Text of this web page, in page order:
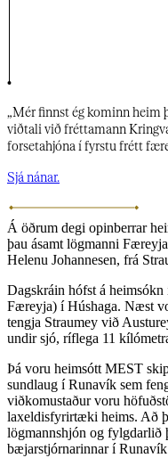
„Mér finnst ég kominn heim
viðtali við fréttamann
forsetahjóna í fyrstu frétt færeyska sjónvarpsins á mánudagskvöldið.​​​​‌
Sjá nánar.​​​​‌ ‍ ​‍​‍‌‍ ‌ ​‍‌‍‍‌‌‍‌ ‌‍‍‌‌‍ ‍​‍​‍​ ‍‍​‍​‍‌ ​ ‌‍​‌‌‍ ‍‌‍‍‌‌ ‌​‌ ‍‌​‍ ‍‌‍‍‌‌‍ ​‍​‍​‍ ​​‍​‍‌‍‍​‌ ​‍‌‍‌‌‌‍‌‍​‍​‍​ ‍‍​‍​‍‌‍‍​‌ ‌​‌ ‌​‌ ​​‌ ​ ​‍ ​‍ ‌‍‌‍‌‍ ‌ ​‍‌ ​ ‌‍‌‌‌ ‌​‌‍‍‌​‍ ‌‌‍‍‌‌ ​ ‌‍ ​‌‍​‌‌‍ ‍‌‍‌​‌ ​ ​‍ ‍‌ ‌‍‌‍‌‌‌ ​‍‌‍​ ‌‍‌‌‌‍ ​​‍ ‍‌‍​‌‌ ​​‌ ​​​‍ ‌ ​ ‌ ‌​‌ ‌‌‌‍‌​‌‍‍‌‌‍ ​‍ ‌‍‍‌‌‍ ‍‌ ‌​‌‍‌‌‌‍ ‍‌ ‌​​‍ ‌‍‌‌‌‍‌​‌‍‍‌‌ ‌​​‍ ‌‍ ‌‌‍ ‌‍‌​‌‍‌‌​ ‌‌ ​​‌ ​‍‌‍‌‌‌ ​ ‌‍‌‌‌‍ ‍‌ ‌​‌‍​‌‌ ‌​‌‍‍‌‌‍ ‌‍ ‍​ ‍ ‌‍‍‌‌‍‌​​ ‌‌‍​‍‌‍​‍​ ​​‌‍‌​​ ​​​ ‍​‌‍​‍​ ‌‌​‍ ‌‌‍‌​​ ‍‌‌‍‌‍‌‍‌‌​‍ ‌​ ‌​​ ​‍​ ​​​ ‌ ​‍ ‌​ ‍‌​ ​ ‌‍​ ​ ​​​‍ ‌‌‍​ ‌‍‌‍​ ​‌‌‍​ ‌‍​‍​ ​‍​ ‌​​ ‍‌​ ‌‌​ ​​​ ​‌‌‍‌​​ ‍ ‌ ‌​‌ ‍‌‌ ​​‌‍‌‌​ ‌‌‍ ‍‌‍‌‌‌ ‌ ‌ ​ ​ ‍ ‌ ​​‌‍​‌‌ ‌​‌‍‍​​ ‌‌ ​​‌‍​‌‌‍‌ ‌‍‌‌‌​​‍‌ ‌‌‌‍‍‌‌‍ ​‌‍‌​‌‍‌‌‌ ​‍​‍‌‌​ ‌‌‌​​‍‌‌ ‌‍‍ ‌‍‌‌‌ ‍‌​‍‌‌​ ​ ‌​‌​​‍‌‌​ ​ ‌​‌​​‍‌‌​ ​‍​ ​‍​ ​‍​ ‍‌‌‍‌​​ ‌‍‌‍​‌‌‍​‍‌‍‌‍​ ‌​​ ​‌​ ‌‌​ ​‍​ ​ ​‍‌‌​ ​‍​ ​‍​‍‌‌​ ‌‌‌​‌​​‍ ‍‌‍​ ‌‍​‌‌‍ ​‌‍ ​‌‌‌​‌‍ ‌​​‌‌‍​ ‌ ‌​‌‍‍‌‌‍ ‌‍ ‍​‍ ‍‌‍​ ‌ ‌​‌‍​‌​‍ ‍‌‍ ‍‌‍​‌‌‍ ‌‌‍‌‌​ ‌‍​‍‌‍​‌‌ ​ ‌‍‌‌‌‌‌‌‌ ​‍‌‍ ​​ ‌‌‍‍​‌ ‌​‌ ‌​‌ ​​‌ ​ ​‍‌‌​ ​‍‌​‌‍​‍‌‌​ ​‍‌​‌‍‌‍‌‍‌‍ ‌ ​‍‌ ​ ‌‍‌‌‌ ‌​‌‍‍‌​‍ ‌‌‍‍‌‌ ​ ‌‍ ​‌‍​‌‌‍ ‍‌‍‌​‌ ​ ​‍ ‍‌ ‌‍‌‍‌‌‌ ​‍‌‍​ ‌‍‌‌‌‍ ​​‍ ‍‌‍​‌‌ ​​‌ ​​​‍‌‌​ ​‍‌​‌‍‌ ​ ‌ ‌​‌ ‌‌‌‍‌​‌‍‍‌‌‍ ​‍‌‍‌‍‍‌‌‍‌​​ ‌‌‍​‍‌‍​‍​ ​​‌‍‌​​ ​​​ ‍​‌‍​‍​ ‌‌​‍ ‌‌‍‌​​ ‍‌‌‍‌‍‌‍‌‌​‍ ‌​ ‌​​ ​‍​ ​​​ ‌ ​‍ ‌​ ‍‌​ ​ ‌‍​ ​ ​​​‍ ‌‌‍​ ‌‍‌‍​ ​‌‌‍​ ‌‍​‍​ ​‍​ ‌​​ ‍‌​ ‌‌​ ​​​ ​‌‌‍‌​​‍‌‍‌ ‌​‌ ‍‌‌ ​​‌‍‌‌​ ‌‌‍ ‍‌‍‌‌‌ ‌ ‌ ​ ​‍‌‍‌ ​​‌‍​‌‌ ‌​‌‍‍​​ ‌‌ ​​‌‍​‌‌‍‌ ‌‍‌‌‌​​‍‌ ‌‌‌‍‍‌‌‍ ​‌‍‌​‌‍‌‌‌ ​‍​‍‌‌​ ‌‌‌​​‍‌‌ ‌‍‍ ‌‍‌‌‌ ‍‌​‍‌‌​ ​ ‌​‌​​‍‌‌​ ​ ‌​‌​​‍‌‌​ ​‍​ ​‍​ ​‍​ ‍‌‌‍‌​​ ‌‍‌‍​‌‌‍​‍‌‍‌‍​ ‌​​ ​‌​ ‌‌​ ​‍​ ​ ​‍‌‌​ ​‍​ ​‍​‍‌‌​ ‌‌‌​‌​​‍ ‍‌‍​ ‌‍​‌‌‍ ​‌‍ ​‌‌‌​‌‍ ‌​​‌‌‍​ ‌ ‌​‌‍‍‌‌‍ ‌‍ ‍​‍ ‍‌‍​ ‌ ‌​‌‍​‌​‍ ‍‌‍ ‍‌‍​‌‌‍ ‌‌‍‌‌​‍‌‍‌ ​​‌‍‌‌‌ ​‍‌ ​ ‌ ​​‌‍‌‌‌‍​ ‌ ‌​‌‍‍‌‌ ‌‍‌‍‌‌​ ‌‌ ​​‌ ‌‌‌‍​‍‌‍ ​‌‍‍‌‌ ​ ‌‍‍​‌‍‌‌‌‍‌​​‍​‍‌ ‌
Á öðrum degi opinberrar
þau ásamt lögmanni
Helenu Johannesen, frá Straumey til Austureyjar og Borðeyjar.​​​​‌
Dagskráin hófst á
Færeyja) í Húshaga. Næst
tengja Straumey við
undir sjó, ríflega 11 kílómetrar á lengd.
Þá voru heimsótt MEST
sundlaug í Runavík sem
viðkomustaður voru
laxeldisfyrirtæki heims. Að
lögmannshjón og fylgdarlið
bæjarstjórnarinnar í Runavík.‌‌‌‌‌‌​​‌‌‌‌​‌​​​​‌